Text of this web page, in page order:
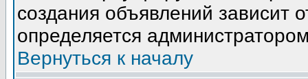
создания объявлений зависит
определяется
Вернуться к началу